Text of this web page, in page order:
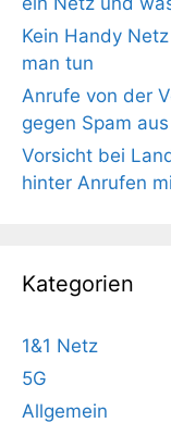
Kein Handy
man tun
Anrufe von der
gegen Spam
Vorsicht bei
hinter Anrufen
Kategorien
1&1 Netz
5G
Allgemein